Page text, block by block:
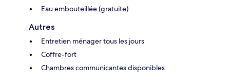
Eau embouteillée (gratuite)
Autres
Entretien ménager tous les jours
Coffre-fort
Chambres communicantes disponibles